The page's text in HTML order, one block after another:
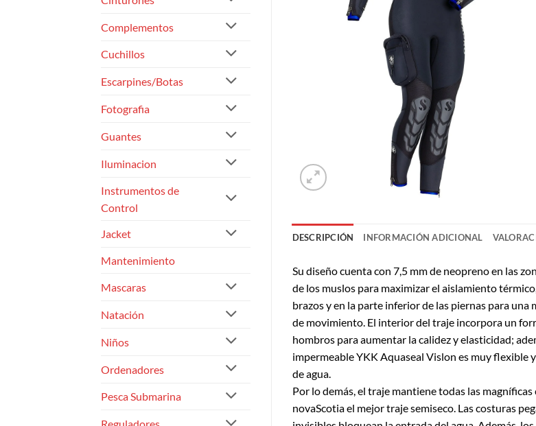
Complementos
Cuchillos
Escarpines/Botas
Fotografia
Guantes
Iluminacion
Instrumentos de
Control
Jacket
Mantenimiento
Mascaras
Natación
Niños
Ordenadores
Pesca Submarina
DESCRIPCIÓN INFORMACIÓN ADICIONAL
Su diseño cuenta con 7,5 mm de neopreno en las
de los muslos para maximizar el aislamiento
brazos y en la parte inferior de las piernas para
de movimiento. El interior del traje incorpora un
hombros para aumentar la calidez y elasticidad;
impermeable YKK Aquaseal Vislon es muy flexible
de agua.
Por lo demás, el traje mantiene todas las
novaScotia el mejor traje semiseco. Las costuras